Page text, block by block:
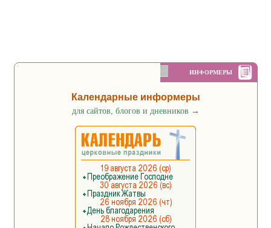
ИНФОРМЕРЫ
Календарные информеры
для сайтов, блогов и дневников →